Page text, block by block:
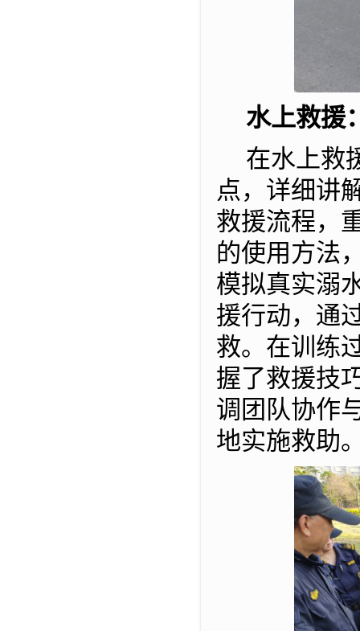
水上救援
在水上救
点，详细讲
救援流程，
的使用方法
模拟真实溺
援行动，通
救。在训练
握了救援技
调团队协作
地实施救助